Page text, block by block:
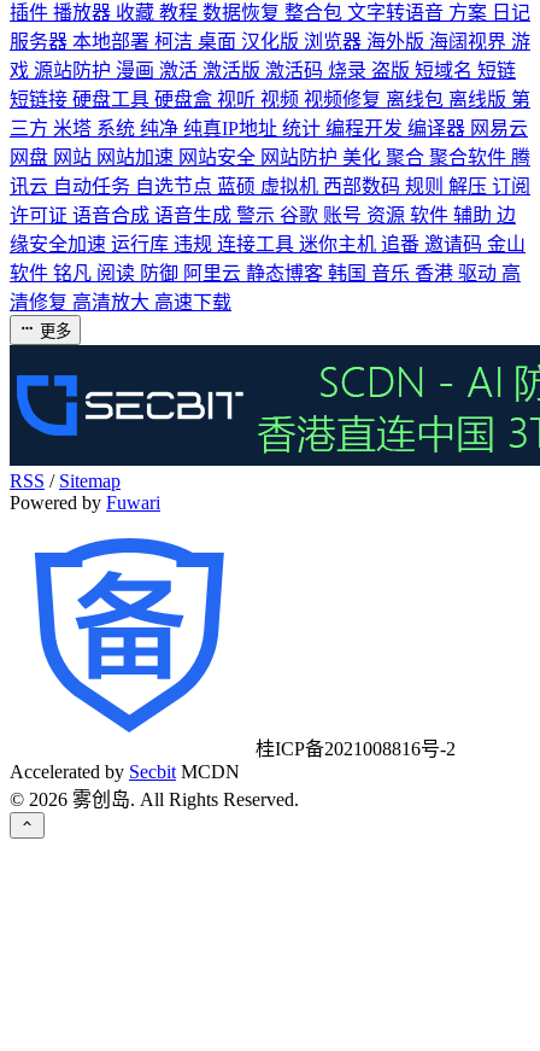
插件 播放器 收藏 教程 数据恢复 整合包 文字转语音 方案 日记
服务器 本地部署 柯洁 桌面 汉化版 浏览器 海外版 海阔视界 游
戏 源站防护 漫画 激活 激活版 激活码 烧录 盗版 短域名 短链
短链接 硬盘工具 硬盘盒 视听 视频 视频修复 离线包 离线版 第
三方 米塔 系统 纯净 纯真IP地址 统计 编程开发 编译器 网易云
网盘 网站 网站加速 网站安全 网站防护 美化 聚合 聚合软件 腾
讯云 自动任务 自选节点 蓝硕 虚拟机 西部数码 规则 解压 订阅
许可证 语音合成 语音生成 警示 谷歌 账号 资源 软件 辅助 边
缘安全加速 运行库 违规 连接工具 迷你主机 追番 邀请码 金山
软件 铭凡 阅读 防御 阿里云 静态博客 韩国 音乐 香港 驱动 高
清修复 高清放大 高速下载
更多
RSS / Sitemap
Powered by Fuwari
桂ICP备2021008816号-2
Accelerated by Secbit MCDN
© 2026 雾创岛. All Rights Reserved.